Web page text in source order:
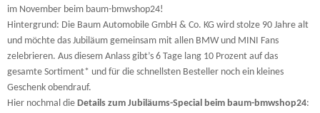
im November beim baum-bmwshop24!
Hintergrund: Die Baum Automobile GmbH & Co. KG wird stolze 90 Jahre alt
und möchte das Jubiläum gemeinsam mit allen BMW und MINI Fans
zelebrieren. Aus diesem Anlass gibt’s 6 Tage lang 10 Prozent auf das
gesamte Sortiment* und für die schnellsten Besteller noch ein kleines
Geschenk obendrauf.
Hier nochmal die Details zum Jubiläums-Special beim baum-bmwshop24: